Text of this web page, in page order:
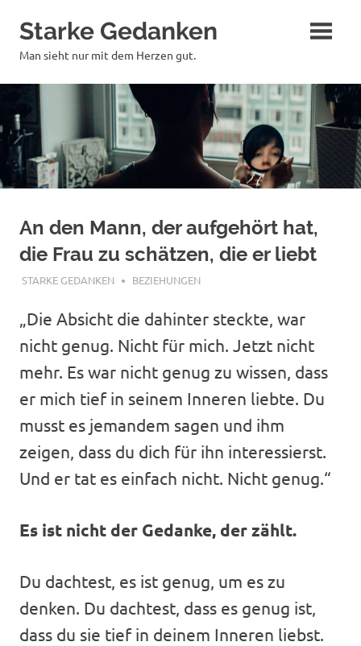
Inhalt
springen
Starke Gedanken
Man sieht nur mit dem Herzen gut.
An den Mann, der aufgehört hat,
die Frau zu schätzen, die er liebt
JANUAR 10, 2018
STARKE GEDANKEN BEZIEHUNGEN
„Die Absicht die dahinter steckte, war
nicht genug. Nicht für mich. Jetzt nicht
mehr. Es war nicht genug zu wissen, dass
er mich tief in seinem Inneren liebte. Du
musst es jemandem sagen und ihm
zeigen, dass du dich für ihn interessierst.
Und er tat es einfach nicht. Nicht genug.“
Es ist nicht der Gedanke, der zählt.
Du dachtest, es ist genug, um es zu
denken. Du dachtest, dass es genug ist,
dass du sie tief in deinem Inneren liebst.